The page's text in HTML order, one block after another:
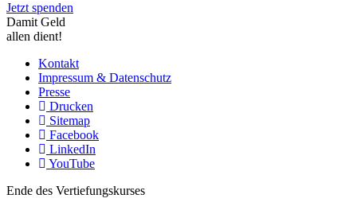
Jetzt spenden
Damit Geld
allen dient!
Kontakt
Impressum & Datenschutz
Presse
Drucken
Sitemap
Facebook
LinkedIn
YouTube
Ende des Vertiefungskurses